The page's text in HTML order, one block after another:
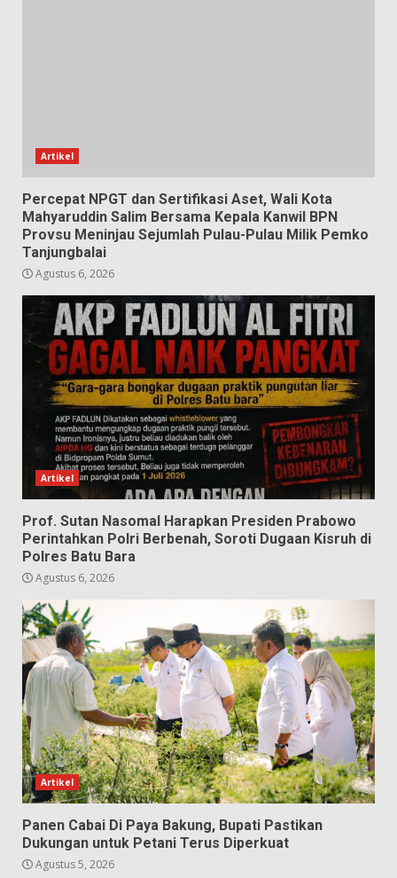
Artikel
Percepat NPGT dan Sertifikasi Aset, Wali Kota
Mahyaruddin Salim Bersama Kepala Kanwil BPN
Provsu Meninjau Sejumlah Pulau-Pulau Milik Pemko
Tanjungbalai
Agustus 6, 2026
Artikel
Prof. Sutan Nasomal Harapkan Presiden Prabowo
Perintahkan Polri Berbenah, Soroti Dugaan Kisruh di
Polres Batu Bara
Agustus 6, 2026
Artikel
Panen Cabai Di Paya Bakung, Bupati Pastikan
Dukungan untuk Petani Terus Diperkuat
Agustus 5, 2026